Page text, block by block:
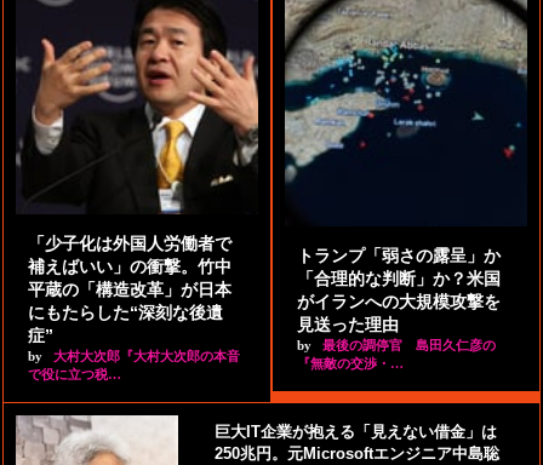
「少子化は外国人労働者で
補えばいい」の衝撃。竹中
平蔵の「構造改革」が日本
にもたらした“深刻な後遺
症”
by
大村大次郎『大村大次郎の本音
で役に立つ税…
トランプ「弱さの露呈」か
「合理的な判断」か？米国
がイランへの大規模攻撃を
見送った理由
by
最後の調停官 島田久仁彦の
『無敵の交渉・…
巨大IT企業が抱える「見えない借金」は
250兆円。元Microsoftエンジニア中島聡